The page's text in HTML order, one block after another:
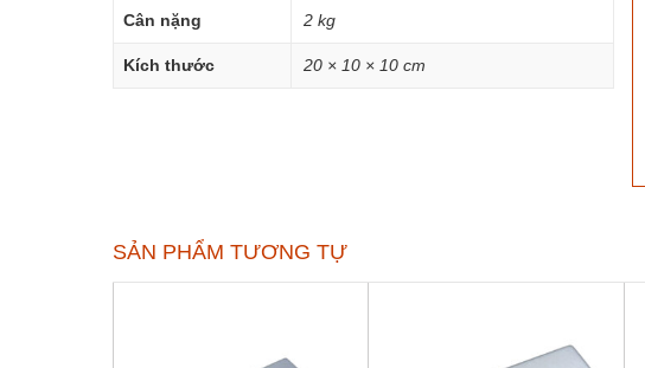
Cân nặng 2 kg
Kích thước 20 × 10 × 10 cm
SẢN PHẨM TƯƠNG TỰ